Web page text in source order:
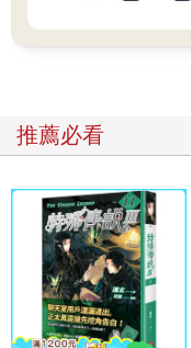
成，就不用在意其他細
差甚遠。
「你們要去哪裡啊？怎
「我們要去酒吧，有提
也已經夠漂亮了。」
Kawi 伸手想要搭女友的
呃……我感覺到了空氣中
「我不想去。」Pam 平
「我不認識你的朋友，
「只要認識一下就好，
推薦必看